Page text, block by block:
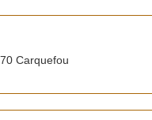
Carquefou